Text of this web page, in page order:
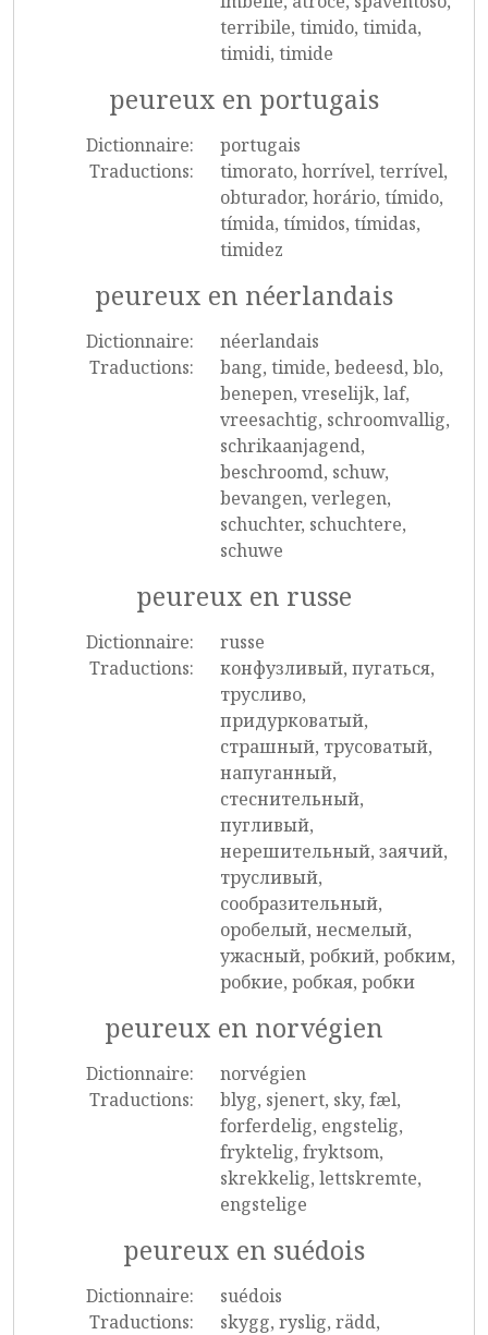
terribile, timido, timida,
timidi, timide
peureux en portugais
Dictionnaire:
portugais
Traductions:
timorato, horrível, terrível,
obturador, horário, tímido,
tímida, tímidos, tímidas,
timidez
peureux en néerlandais
Dictionnaire:
néerlandais
Traductions:
bang, timide, bedeesd, blo,
benepen, vreselijk, laf,
vreesachtig, schroomvallig,
schrikaanjagend,
beschroomd, schuw,
bevangen, verlegen,
schuchter, schuchtere,
schuwe
peureux en russe
Dictionnaire:
russe
Traductions:
конфузливый, пугаться,
трусливо,
придурковатый,
страшный, трусоватый,
напуганный,
стеснительный,
пугливый,
нерешительный, заячий,
трусливый,
сообразительный,
оробелый, несмелый,
ужасный, робкий, робким,
робкие, робкая, робки
peureux en norvégien
Dictionnaire:
norvégien
Traductions:
blyg, sjenert, sky, fæl,
forferdelig, engstelig,
fryktelig, fryktsom,
skrekkelig, lettskremte,
engstelige
peureux en suédois
Dictionnaire:
suédois
Traductions:
skygg, ryslig, rädd,